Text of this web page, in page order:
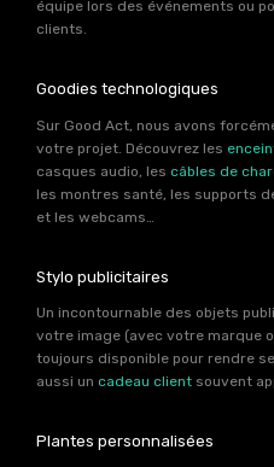
équipe lors des événements ou
clients.
Goodies technologiques
Sur Good Act, nous avons
votre projet. Découvrez les
casques audio, les câbles de
les montres santé, les supports
et les webcams…
Stylo publicitaires
Un incontournable des objets
votre image (avec votre marque
toujours disponible pour rendre
aussi un cadeau client souvent
Plantes personnalisées